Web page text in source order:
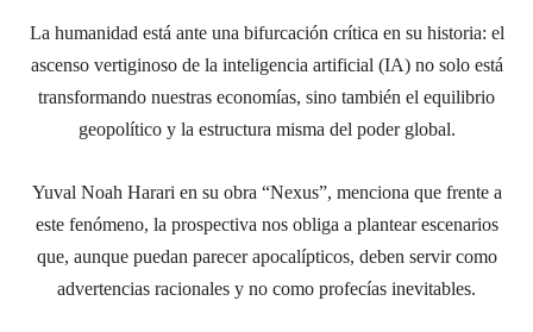
La humanidad está ante una bifurcación crítica en su historia: el
ascenso vertiginoso de la inteligencia artificial (IA) no solo está
transformando nuestras economías, sino también el equilibrio
geopolítico y la estructura misma del poder global.
Yuval Noah Harari en su obra “Nexus”, menciona que frente a
este fenómeno, la prospectiva nos obliga a plantear escenarios
que, aunque puedan parecer apocalípticos, deben servir como
advertencias racionales y no como profecías inevitables.